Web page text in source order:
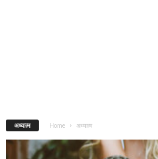
अध्यात्म Home अध्यात्म